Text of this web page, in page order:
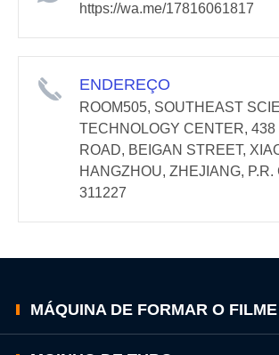
https://wa.me/17816061817
ENDEREÇO
ROOM505, SOUTHEAST
TECHNOLOGY CENTER,
ROAD, BEIGAN STREET,
HANGZHOU, ZHEJIANG, P.R.
311227
MÁQUINA DE FORMAR O